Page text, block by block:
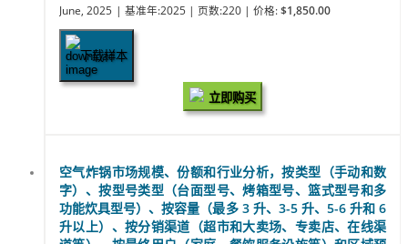
June, 2025 | 基准年:2025 | 页数:220 | 价格: $1,850.00
下载样本
立即购买
空气炸锅市场规模、份额和行业分析，按类型（手动和数
字）、按型号类型（台面型号、烤箱型号、篮式型号和多
功能炊具型号）、按容量（最多 3 升、3-5 升、5-6 升和 6
升以上）、按分销渠道（超市和大卖场、专卖店、在线渠